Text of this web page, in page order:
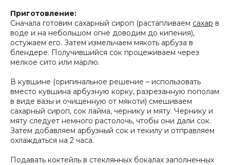
Приготовление:
Сначала готовим сахарный сироп (растапливаем сахар в
воде и на небольшом огне доводим до кипения),
остужаем его. Затем измельчаем мякоть арбуза в
блендере. Получившийся сок процеживаем через
мелкое сито или марлю.
В кувшине (оригинальное решение – использовать
вместо кувшина арбузную корку, разрезанную пополам
в виде вазы и очищенную от мякоти) смешиваем
сахарный сироп, сок лайма, чернику и мяту. Чернику и
мяту следует немного растолочь, чтобы они дали сок.
Затем добавляем арбузный сок и текилу и отправляем
охлаждаться на 2 часа.
Подавать коктейль в стеклянных бокалах заполненных